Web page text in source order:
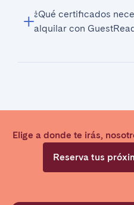
¿Qué certificados
alquilar con
Elige a donde te irás,
Reserva tus